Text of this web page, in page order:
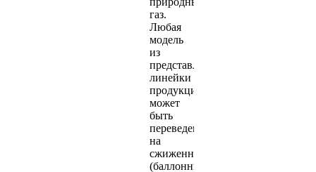
газ.
Любая
модель
из
представленной
линейки
продукции
может
быть
переведена
на
сжиженный
(баллонный